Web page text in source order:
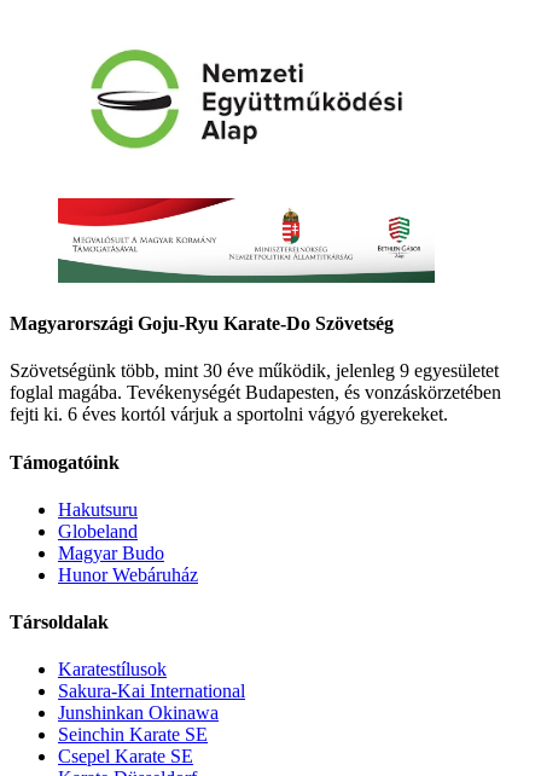
Magyarországi Goju-Ryu Karate-Do Szövetség
Szövetségünk több, mint 30 éve működik, jelenleg 9 egyesületet
foglal magába. Tevékenységét Budapesten, és vonzáskörzetében
fejti ki. 6 éves kortól várjuk a sportolni vágyó gyerekeket.
Támogatóink
Hakutsuru
Globeland
Magyar Budo
Hunor Webáruház
Társoldalak
Karatestílusok
Sakura-Kai International
Junshinkan Okinawa
Seinchin Karate SE
Csepel Karate SE